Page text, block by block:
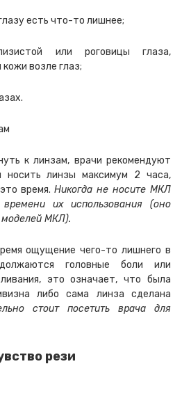
есть что-то лишнее;
или роговицы глаза,
кожи возле глаз;
к линзам, врачи рекомендуют
носить линзы максимум 2 часа,
время. Никогда не носите МКЛ
их использования (оно
моделей МКЛ).
ощущение чего-то лишнего в
головные боли или
это означает, что была
либо сама линза сделана
стоит посетить врача для
рези